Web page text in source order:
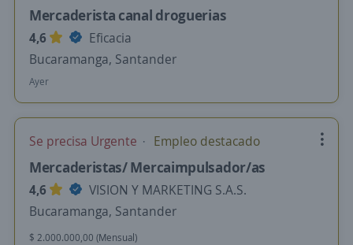
Mercaderista canal droguerias
4,6
Eficacia
Bucaramanga, Santander
Ayer
Se precisa Urgente Empleo destacado
Mercaderistas/ Mercaimpulsador/as
4,6
VISION Y MARKETING S.A.S.
Bucaramanga, Santander
$ 2.000.000,00 (Mensual)